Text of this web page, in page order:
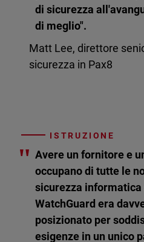
di sicurezza
di meglio".
Matt Lee, direttore
sicurezza in Pax8
ISTRUZIONE
" Avere un fornitore e
occupano di tutte le
sicurezza
WatchGuard era
posizionato per
esigenze in un unico